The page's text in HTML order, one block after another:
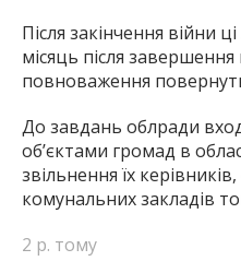
Після закінчення війни
місяць після
повноваження
До завдань облради
об’єктами громад в
звільнення їх
комунальних закладів
2 р. тому